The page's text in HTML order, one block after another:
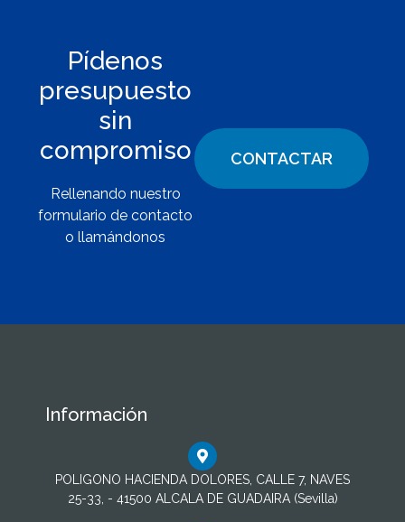
Pídenos
presupuesto
sin
compromiso
Rellenando nuestro
formulario de contacto
o llamándonos
CONTACTAR
Información
POLIGONO HACIENDA DOLORES, CALLE 7, NAVES
25-33, - 41500 ALCALA DE GUADAIRA (Sevilla)